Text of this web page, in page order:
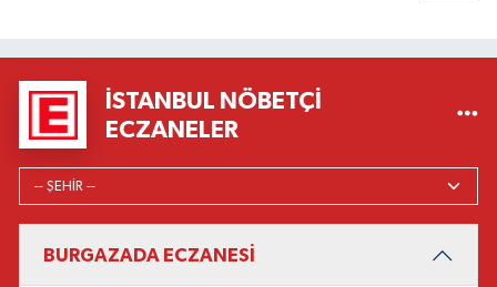
İSTANBUL NÖBETÇI
ECZANELER
BURGAZADA ECZANESİ